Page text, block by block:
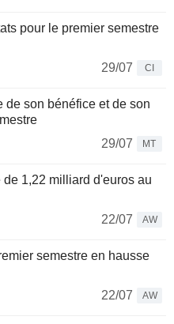
pour le premier semestre
29/07
CI
de son bénéfice et de son
29/07
MT
1,22 milliard d'euros au
22/07
AW
semestre en hausse
22/07
AW